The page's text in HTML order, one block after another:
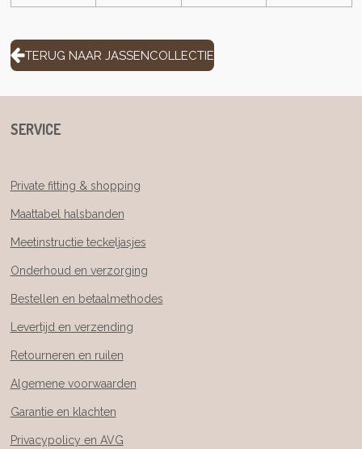
TERUG NAAR JASSENCOLLECTIE
SERVICE
Private fitting & shopping
Maattabel halsbanden
Meetinstructie teckeljasjes
Onderhoud en verzorging
Bestellen en betaalmethodes
Levertijd en verzending
Retourneren en ruilen
Algemene voorwaarden
Garantie en klachten
Privacypolicy en AVG